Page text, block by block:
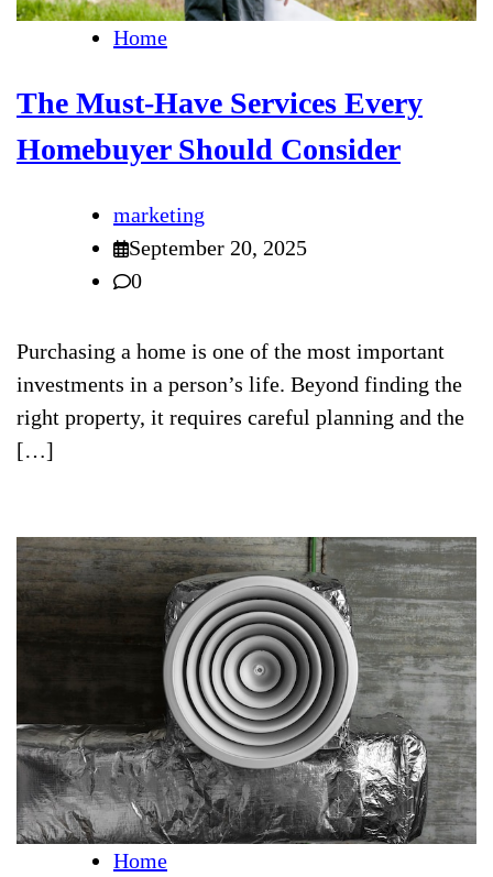
Home
The Must-Have Services Every
Homebuyer Should Consider
marketing
September 20, 2025
0
Purchasing a home is one of the most important
investments in a person’s life. Beyond finding the
right property, it requires careful planning and the
[…]
Home